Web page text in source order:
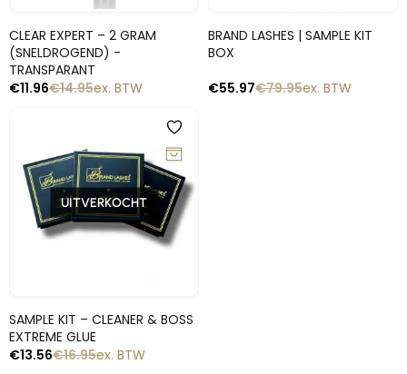
Snelle blik
CLEAR EXPERT – 2 GRAM
(SNELDROGEND) -
TRANSPARANT
€14.95
€11.96 ex. BTW
Snelle blik
BRAND LASHES | SAMPLE KIT
BOX
€79.95
€55.97 ex. BTW
UITVERKOCHT
SAMPLE KIT – CLEANER & BOSS
EXTREME GLUE
€16.95
€13.56 ex. BTW